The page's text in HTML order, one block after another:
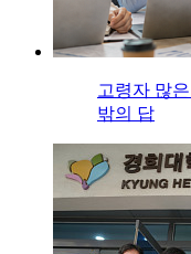
고령자 많
밖의 답